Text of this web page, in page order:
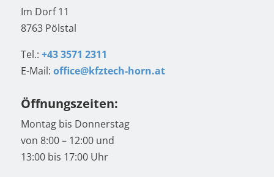
Im Dorf 11
8763 Pölstal
Tel.: +43 3571 2311
E-Mail: office@kfztech-horn.at
Öffnungszeiten:
Montag bis Donnerstag
von 8:00 – 12:00 und
13:00 bis 17:00 Uhr